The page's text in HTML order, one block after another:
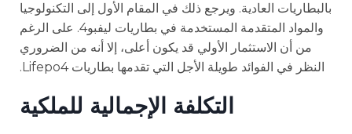
بالبطاريات العادية. ويرجع ذلك في المقام الأول إلى التكنولوجيا
والمواد المتقدمة المستخدمة في بطاريات ليفبو4. على الرغم
من أن الاستثمار الأولي قد يكون أعلى، إلا أنه من الضروري
النظر في الفوائد طويلة الأجل التي تقدمها بطاريات Lifepo4.
التكلفة الإجمالية للملكية